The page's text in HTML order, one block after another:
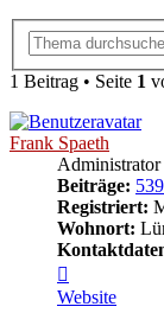
1 Beitrag • Seite 1
Frank Spaeth
Administrator
Beiträge:
Registriert:
Wohnort:
von
Website